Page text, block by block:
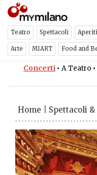
Teatro Spettacoli
Arte MIART Food and
Concerti • A Teatro •
Home Spettacoli